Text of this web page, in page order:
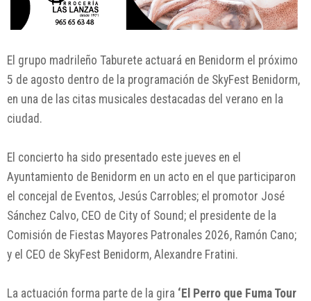
El grupo madrileño Taburete actuará en Benidorm el próximo
5 de agosto dentro de la programación de SkyFest Benidorm,
en una de las citas musicales destacadas del verano en la
ciudad.
El concierto ha sido presentado este jueves en el
Ayuntamiento de Benidorm en un acto en el que participaron
el concejal de Eventos, Jesús Carrobles; el promotor José
Sánchez Calvo, CEO de City of Sound; el presidente de la
Comisión de Fiestas Mayores Patronales 2026, Ramón Cano;
y el CEO de SkyFest Benidorm, Alexandre Fratini.
La actuación forma parte de la gira ‘El Perro que Fuma Tour